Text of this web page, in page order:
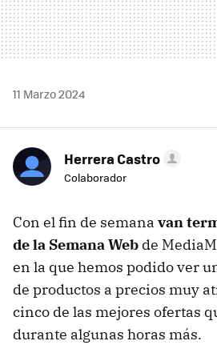
11 Marzo 2024
Herrera Castro
Colaborador
Con el fin de semana van
de la Semana Web de
en la que hemos podido ver
de productos a precios muy
cinco de las mejores ofertas
durante algunas horas más.